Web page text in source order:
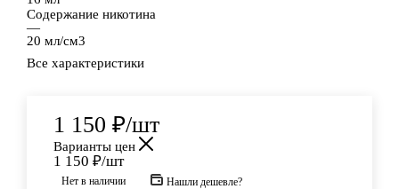
Содержание никотина
—
20 мл/см3
Все характеристики
1 150 ₽/шт
Варианты цен
1 150 ₽/шт
Нет в наличии Нашли дешевле?